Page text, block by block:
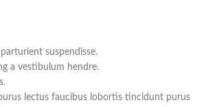
suspendisse.
a vestibulum hendre.
lectus faucibus lobortis tincidunt purus